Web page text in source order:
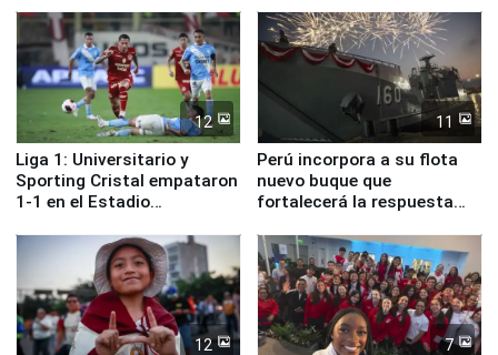
12
Liga 1: Universitario y
Sporting Cristal empataron
1-1 en el Estadio
11
Perú incorpora a su flota
nuevo buque que
fortalecerá la respuesta
12 7